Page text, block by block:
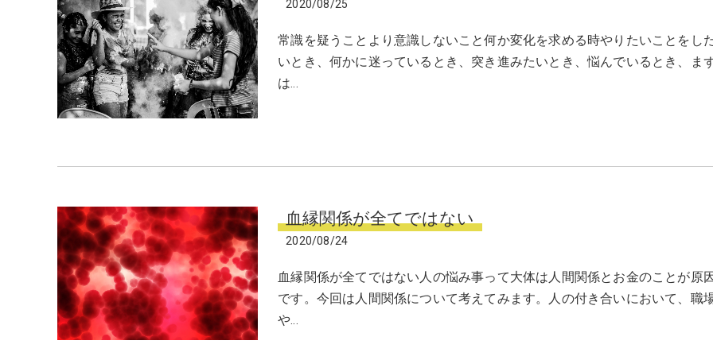
2020/08/25
常識を疑うことより意識しないこと何か変化を求める時やりたいことをし
いとき、何かに迷っているとき、突き進みたいとき、悩んでいるとき、ま
は…
血縁関係が全てではない
2020/08/24
血縁関係が全てではない人の悩み事って大体は人間関係とお金のことが原因
です。今回は人間関係について考えてみます。人の付き合いにおいて、職
や…